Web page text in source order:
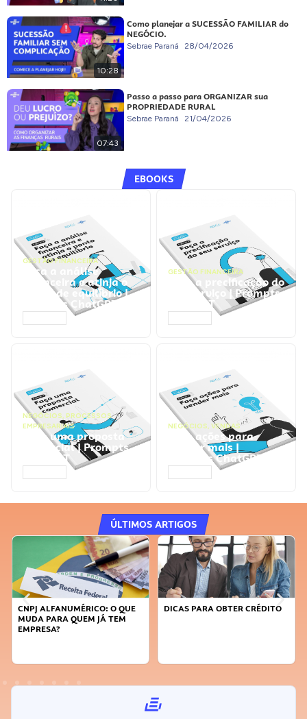
10:28
Como planejar a SUCESSÃO FAMILIAR do
NEGÓCIO.
Sebrae Paraná 28/04/2026
07:43
Passo a passo para ORGANIZAR sua
PROPRIEDADE RURAL
Sebrae Paraná 21/04/2026
EBOOKS
GESTÃO FINANCEIRA
Faça a análise
financeira e atinja o
ponto de equilíbrio |
Prompts ChatGPT
GESTÃO FINANCEIRA
Faça a precificação do
seu serviço | Prompts
ChatGPT
NEGÓCIOS, PROCESSOS
EMPRESARIAIS
Faça uma proposta
comercial | Prompts
ChatGPT
NEGÓCIOS, VENDAS
Faça ações para
vender mais |
Prompts ChatGPT
ÚLTIMOS ARTIGOS
CNPJ ALFANUMÉRICO: O QUE
MUDA PARA QUEM JÁ TEM
EMPRESA?
DICAS PARA OBTER CRÉDITO